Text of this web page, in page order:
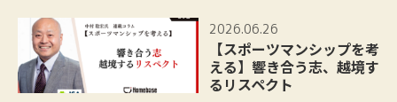
2026.06.26
【スポーツマンシップを考
える】響き合う志、越境す
るリスペクト